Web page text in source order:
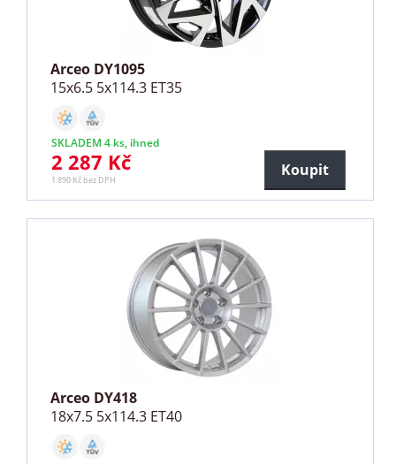
Arceo DY1095
15x6.5 5x114.3 ET35
SKLADEM 4 ks, ihned
2 287 Kč
1 890 Kč bez DPH
Koupit
Arceo DY418
18x7.5 5x114.3 ET40